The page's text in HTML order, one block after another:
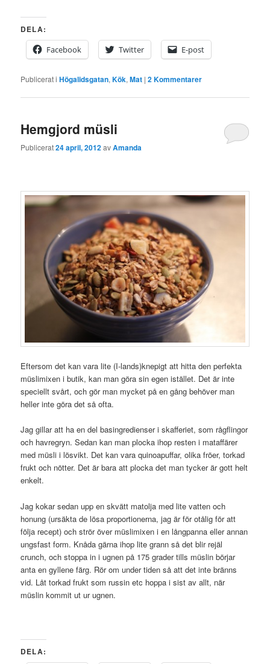
DELA:
Facebook
Twitter E-post
Publicerat i Högalidsgatan,Kök,Mat |2Kommentarer
Hemgjord müsli
Publicerat24 april, 2012avAmanda
Eftersom det kan vara lite (I-lands)knepigt att hitta den perfekta
müslimixen i butik, kan man göra sin egen istället. Det är inte
speciellt svårt, och gör man mycket på en gång behöver man
heller inte göra det så ofta.
Jag gillar att ha en del basingredienser i skafferiet, som rågflingor
och havregryn. Sedan kan man plocka ihop resten i mataffärer
med müsli i lösvikt. Det kan vara quinoapuffar, olika fröer, torkad
frukt och nötter. Det är bara att plocka det man tycker är gott helt
enkelt.
Jag kokar sedan upp en skvätt matolja med lite vatten och
honung (ursäkta de lösa proportionerna, jag är för otålig för att
följa recept) och strör över müslimixen i en långpanna eller annan
ungsfast form. Knåda gärna ihop lite grann så det blir rejäl
crunch, och stoppa in i ugnen på 175 grader tills müslin börjar
anta en gyllene färg. Rör om under tiden så att det inte bränns
vid. Låt torkad frukt som russin etc hoppa i sist av allt, när
müslin kommit ut ur ugnen.
DELA: